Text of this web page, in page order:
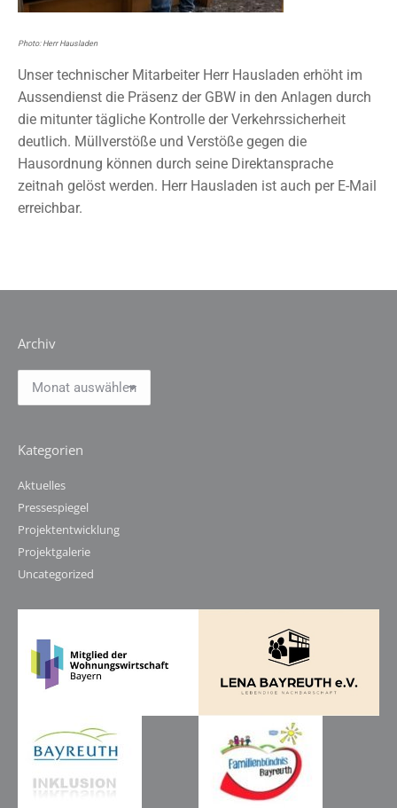
Photo: Herr Hausladen
Unser technischer Mitarbeiter Herr Hausladen erhöht im
Aussendienst die Präsenz der GBW in den Anlagen durch
die mitunter tägliche Kontrolle der Verkehrssicherheit
deutlich. Müllverstöße und Verstöße gegen die
Hausordnung können durch seine Direktansprache
zeitnah gelöst werden. Herr Hausladen ist auch per E-Mail
erreichbar.
Archiv
Kategorien
Aktuelles
Pressespiegel
Projektentwicklung
Projektgalerie
Uncategorized